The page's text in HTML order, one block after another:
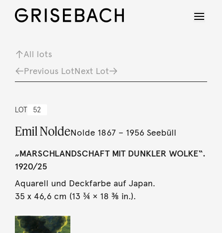
All lots
Previous LotNext Lot
LOT 52
Emil NoldeNolde 1867 – 1956 Seebüll
„MARSCHLANDSCHAFT MIT DUNKLER WOLKE“.
1920/25
Aquarell und Deckfarbe auf Japan.
35 x 46,6 cm (13 ¾ × 18 ⅜ in.).